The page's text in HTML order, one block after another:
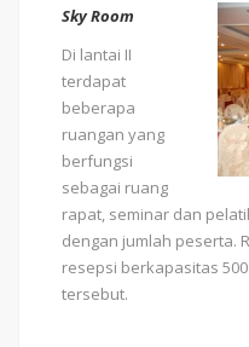
Sky Room
Di lantai II
terdapat
beberapa
ruangan yang
berfungsi
sebagai ruang
rapat, seminar dan
dengan jumlah peserta.
resepsi berkapasitas
tersebut.